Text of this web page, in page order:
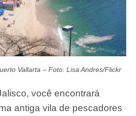
Vallarta – Foto: Lisa Andres/Flickr
você encontrará
antiga vila de pescadores